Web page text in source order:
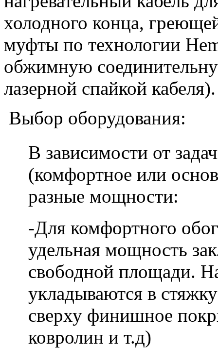
холодного конца,
муфты по технологии
обжимную
лазерной спайкой кабеля).
Выбор оборудования:
В зависимости от
(комфортное или
разные мощности:
-Для комфортного
удельная мощность
свободной площади.
укладываются в
сверху финишное
ковролин и т.д)